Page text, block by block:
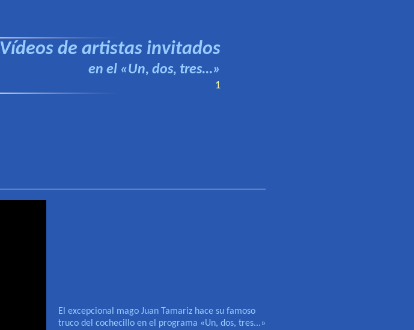
Vídeos de artistas invitados
en el «Un, dos, tres...»
1
El excepcional mago Juan Tamariz hace su famoso
truco del cochecillo en el programa «Un, dos, tres...»